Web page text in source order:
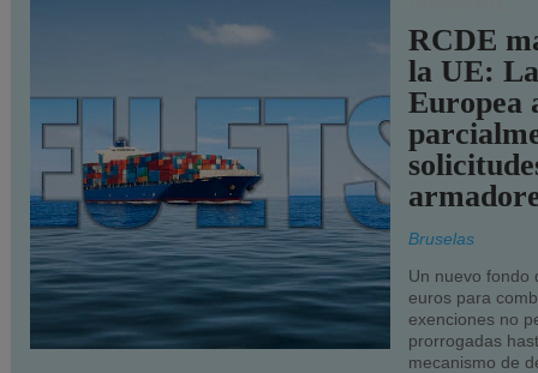
RCDE
la UE:
Europea
Bruselas
Un nuevo fondo
euros para
exenciones no
prorrogadas
mecanismo de